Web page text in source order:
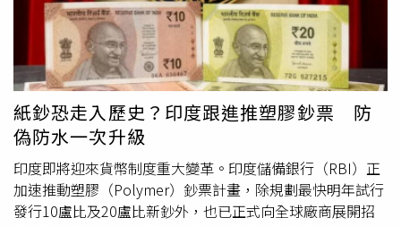
工作關係，是他的優先事項之一。」William Yang補充，若
在習近平訪美前提出軍售預算，可能導致峰會延後，甚至取
消，「如果川普政府認為可以藉由對台軍售向北京施壓，那
麼他們可能誤判了情勢。在北京眼中，台灣問題根本沒有談
判空間。」香港大學的張馳也強調，如果目前「來之不易的
發展動能」再次遭到破壞，沒有人能保證雙邊關係仍能維持
目前水準。報導補充，美中雙方正為9月在華盛頓
（Washington）舉行的新一輪川習會鋪路。根據《南華早
報》先前的報導，美國聯邦參議員戴恩斯（Steve Daines）
預計將再次訪問中國，並在習近平訪美前展開新一輪會談，
曾警告，部分事件可能涉及俄羅斯，但俄方一再否認相關指
控。多布林特表示，目前跡象顯示事件並非業餘人士所為，
而是具有高度專業性的「混合式威脅」，調查方向也不排除
涉及外國勢力。烏克蘭駐德國大使馬基耶夫（Oleksii
Makeiev）則直言：「除了俄羅斯之外，還會是誰？」不
過，俄羅斯截至目前為止尚未回應相關指控。值得注意的
是，萊比錫／哈雷機場過去也曾發生疑似破壞事件。2024
年7月，一件準備裝載至DHL貨機的包裹在地面突然起火，
調查發現包裹內藏有利用電子計時器引爆的爆裂裝置，德國
當局當時懷疑事件可能與莫斯科有關，但俄方否認涉案。
紙鈔恐走入歷史？印度跟進推塑膠鈔票 防
偽防水一次升級
印度即將迎來貨幣制度重大變革。印度儲備銀行（RBI）正
加速推動塑膠（Polymer）鈔票計畫，除規劃最快明年試行
發行10盧比及20盧比新鈔外，也已正式向全球廠商展開招